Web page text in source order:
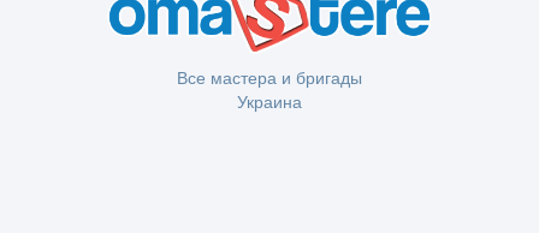
Все мастера и бригады
Украина